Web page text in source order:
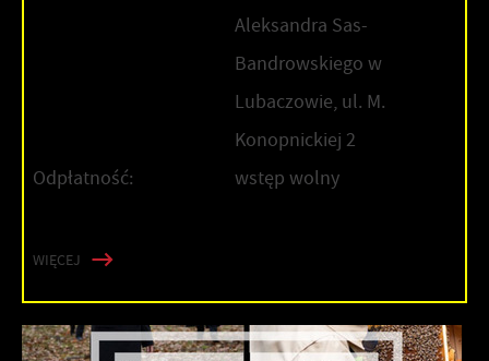
Aleksandra Sas-
Bandrowskiego w
Lubaczowie, ul. M.
Konopnickiej 2
Odpłatność:
wstęp wolny
WIĘCEJ